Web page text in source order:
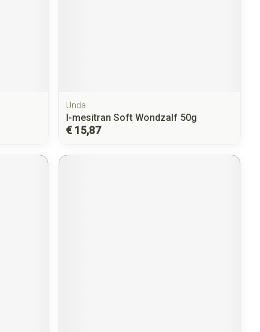
Unda
l-mesitran Soft Wondzalf 50g
€ 15,87